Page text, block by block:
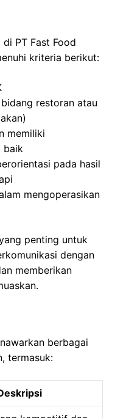
PT Fast Food
kriteria berikut:
restoran atau
memiliki
baik
pada hasil
mengoperasikan
penting untuk
dengan
memberikan
berbagai
termasuk: